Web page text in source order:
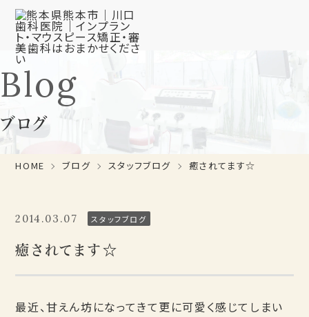
Blog
ブログ
HOME ブログ スタッフブログ 癒されてます☆
2014.03.07 スタッフブログ
癒されてます☆
最近、甘えん坊になってきて更に可愛く感じてしまい